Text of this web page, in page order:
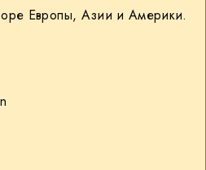
Европы, Азии и Америки.